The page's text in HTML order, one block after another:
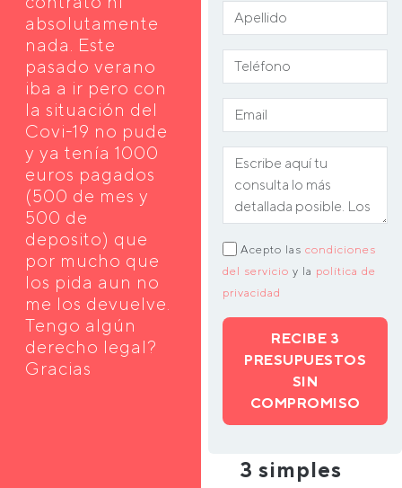
absolutamente
nada. Este
pasado verano
iba a ir pero con
la situación del
Covi-19 no pude
y ya tenía 1000
euros pagados
(500 de mes y
500 de
deposito) que
por mucho que
los pida aun no
me los devuelve.
Tengo algún
derecho legal?
Gracias
Acepto las condiciones
del servicio y la política de
privacidad
RECIBE 3
PRESUPUESTOS
SIN
COMPROMISO
3 simples